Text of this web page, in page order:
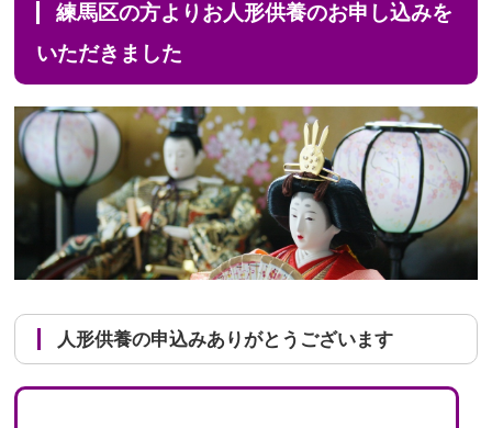
練馬区の方よりお人形供養のお申し込みを
いただきました
人形供養の申込みありがとうございます